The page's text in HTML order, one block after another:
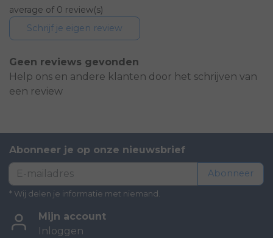
average of 0 review(s)
Schrijf je eigen review
Geen reviews gevonden
Help ons en andere klanten door het schrijven van
een review
Abonneer je op onze nieuwsbrief
Abonneer
* Wij delen je informatie met niemand.
Mijn account
Inloggen